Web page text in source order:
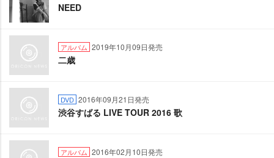
NEED
アルバム 2019年10月09日発売
二歳
DVD 2016年09月21日発売
渋谷すばる LIVE TOUR 2016 歌
アルバム 2016年02月10日発売